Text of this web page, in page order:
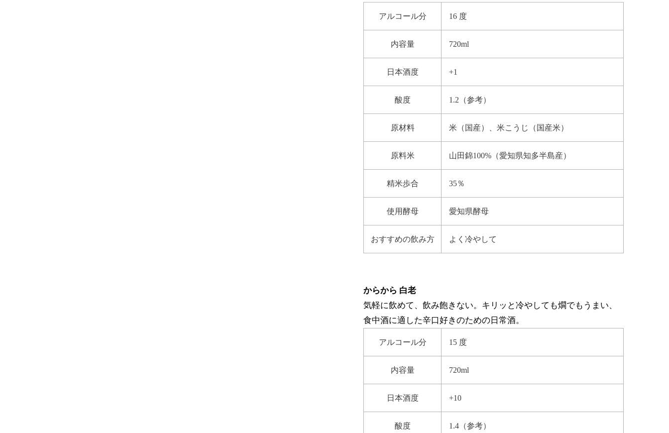
アルコール分 16 度
内容量 720ml
日本酒度 +1
酸度 1.2（参考）
原材料 米（国産）、米こうじ（国産米）
原料米 山田錦100%（愛知県知多半島産）
精米歩合 35％
使用酵母 愛知県酵母
おすすめの飲み方 よく冷やして
からから 白老
気軽に飲めて、飲み飽きない。キリッと冷やしても燗でもうまい、
食中酒に適した辛口好きのための日常酒。
アルコール分 15 度
内容量 720ml
日本酒度 +10
酸度 1.4（参考）